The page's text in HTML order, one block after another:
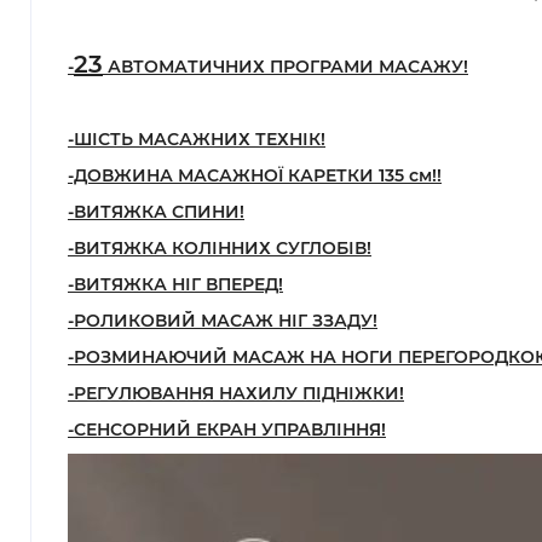
-23 АВТОМАТИЧНИХ ПРОГРАМИ МАСАЖУ!
-ШІСТЬ МАСАЖНИХ ТЕХНІК!
-ДОВЖИНА МАСАЖНОЇ КАРЕТКИ 135 см!!
-ВИТЯЖКА СПИНИ!
-ВИТЯЖКА КОЛІННИХ СУГЛОБІВ!
-ВИТЯЖКА НІГ ВПЕРЕД!
-РОЛИКОВИЙ МАСАЖ НІГ ЗЗАДУ!
-РОЗМИНАЮЧИЙ МАСАЖ НА НОГИ
-РЕГУЛЮВАННЯ НАХИЛУ ПІДНІЖКИ!
-СЕНСОРНИЙ ЕКРАН УПРАВЛІННЯ!